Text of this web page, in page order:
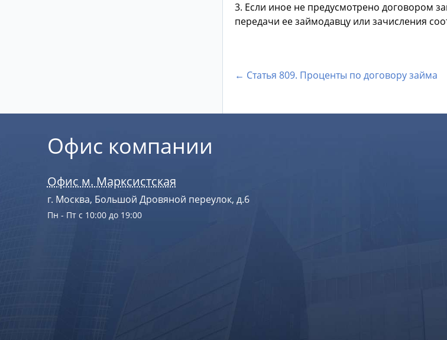
3. Если иное не предусмотрено договором
передачи ее займодавцу или зачисления
← Статья 809. Проценты по договору займа
Офис компании
Офис м. Марксистская
г. Москва, Большой Дровяной переулок, д.6
Пн - Пт с 10:00 до 19:00